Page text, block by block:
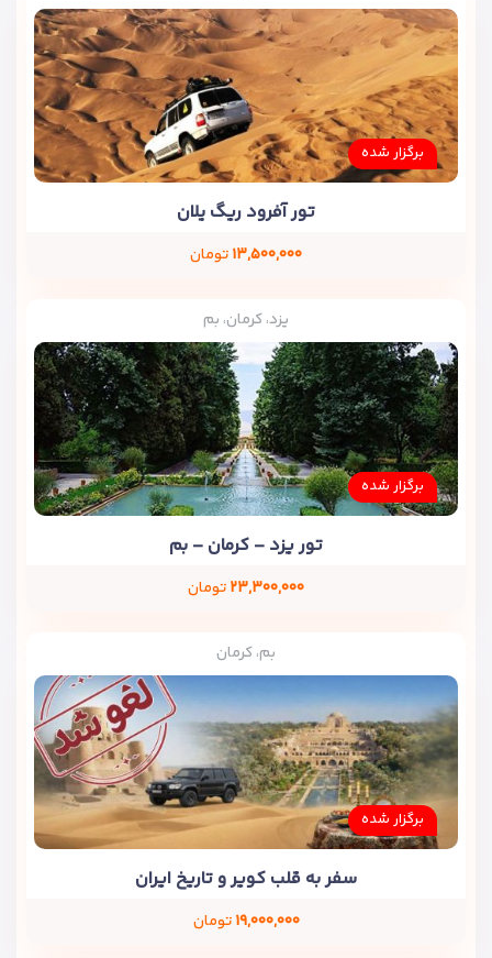
برگزار شده
تور آفرود ریگ یلان
۱۳,۵۰۰,۰۰۰تومان
یزد، کرمان، بم
برگزار شده
تور یزد – کرمان – بم
۲۳,۳۰۰,۰۰۰تومان
بم، کرمان
برگزار شده
سفر به قلب کویر و تاریخ ایران
۱۹,۰۰۰,۰۰۰تومان